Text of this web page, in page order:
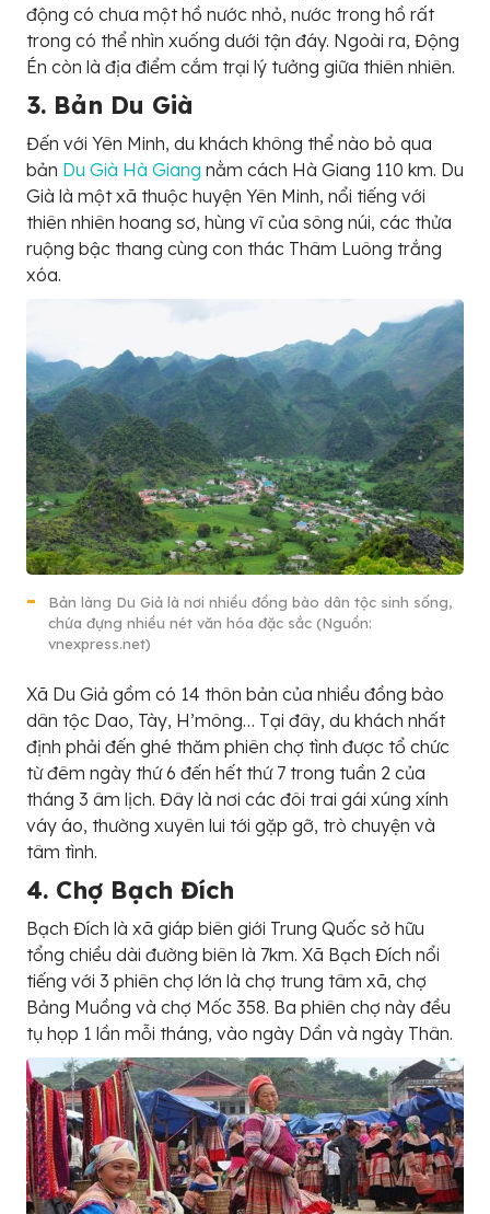
động có chưa một hồ nước nhỏ, nước trong hồ rất
trong có thể nhìn xuống dưới tận đáy. Ngoài ra, Động
Én còn là địa điểm cắm trại lý tưởng giữa thiên nhiên.
3. Bản Du Già
Đến với Yên Minh, du khách không thể nào bỏ qua
bản Du Già Hà Giang nằm cách Hà Giang 110 km. Du
Già là một xã thuộc huyện Yên Minh, nổi tiếng với
thiên nhiên hoang sơ, hùng vĩ của sông núi, các thửa
ruộng bậc thang cùng con thác Thâm Luông trắng
xóa.
Bản làng Du Giả là nơi nhiều đồng bào dân tộc sinh sống,
chứa đựng nhiều nét văn hóa đặc sắc (Nguồn:
vnexpress.net)
Xã Du Giả gồm có 14 thôn bản của nhiều đồng bào
dân tộc Dao, Tày, H’mông… Tại đây, du khách nhất
định phải đến ghé thăm phiên chợ tình được tổ chức
từ đêm ngày thứ 6 đến hết thứ 7 trong tuần 2 của
tháng 3 âm lịch. Đây là nơi các đôi trai gái xúng xính
váy áo, thường xuyên lui tới gặp gỡ, trò chuyện và
tâm tình.
4. Chợ Bạch Đích
Bạch Đích là xã giáp biên giới Trung Quốc sở hữu
tổng chiều dài đường biên là 7km. Xã Bạch Đích nổi
tiếng với 3 phiên chợ lớn là chợ trung tâm xã, chợ
Bảng Muồng và chợ Mốc 358. Ba phiên chợ này đều
tụ họp 1 lần mỗi tháng, vào ngày Dần và ngày Thân.